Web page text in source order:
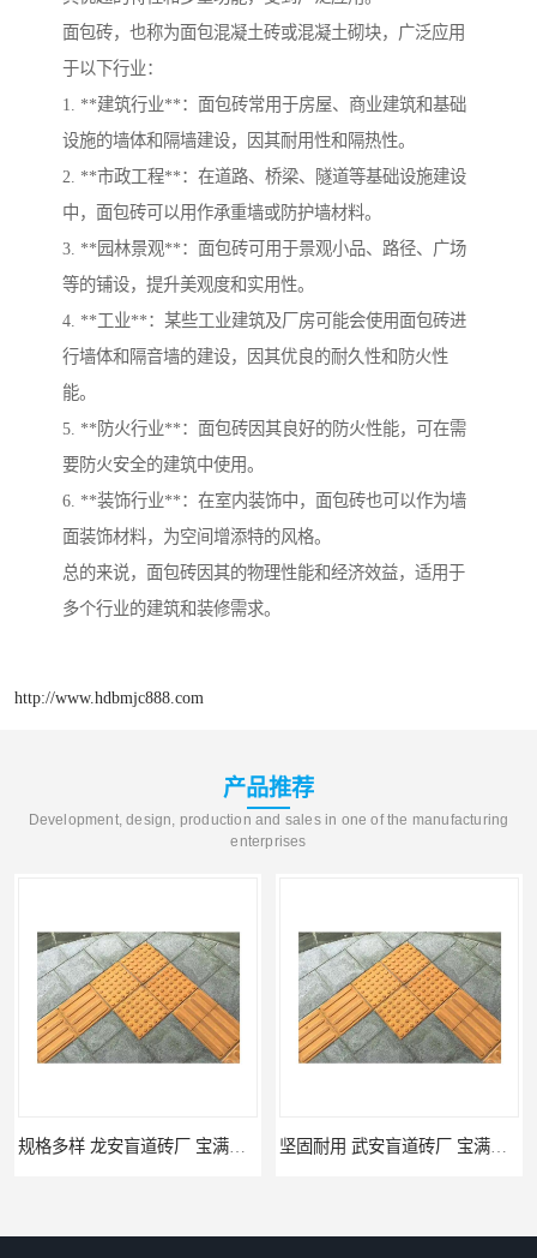
面包砖，也称为面包混凝土砖或混凝土砌块，广泛应用
于以下行业：
1. **建筑行业**：面包砖常用于房屋、商业建筑和基础
设施的墙体和隔墙建设，因其耐用性和隔热性。
2. **市政工程**：在道路、桥梁、隧道等基础设施建设
中，面包砖可以用作承重墙或防护墙材料。
3. **园林景观**：面包砖可用于景观小品、路径、广场
等的铺设，提升美观度和实用性。
4. **工业**：某些工业建筑及厂房可能会使用面包砖进
行墙体和隔音墙的建设，因其优良的耐久性和防火性
能。
5. **防火行业**：面包砖因其良好的防火性能，可在需
要防火安全的建筑中使用。
6. **装饰行业**：在室内装饰中，面包砖也可以作为墙
面装饰材料，为空间增添特的风格。
总的来说，面包砖因其的物理性能和经济效益，适用于
多个行业的建筑和装修需求。
http://www.hdbmjc888.com
产品推荐
Development, design, production and sales in one of the manufacturing
enterprises